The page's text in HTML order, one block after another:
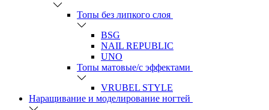
Топы без липкого слоя
BSG
NAIL REPUBLIC
UNO
Топы матовые/с эффектами
VRUBEL STYLE
Наращивание и моделирование ногтей